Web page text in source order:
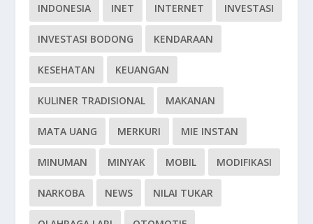
INDONESIA INET INTERNET INVESTASI
INVESTASI BODONG KENDARAAN
KESEHATAN KEUANGAN
KULINER TRADISIONAL MAKANAN
MATA UANG MERKURI MIE INSTAN
MINUMAN MINYAK MOBIL MODIFIKASI
NARKOBA NEWS NILAI TUKAR